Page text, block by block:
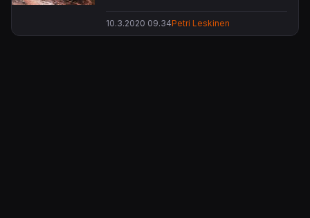
10.3.2020 09.34Petri Leskinen